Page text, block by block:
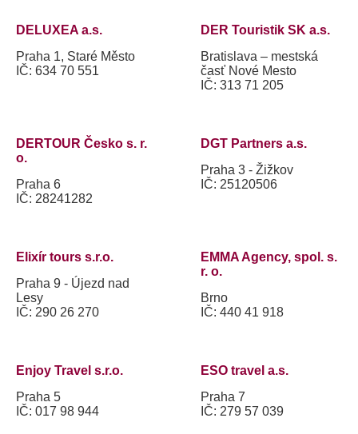
DELUXEA a.s.
Praha 1, Staré Město
IČ: 634 70 551
DER Touristik SK a.s.
Bratislava – mestská
časť Nové Mesto
IČ: 313 71 205
DERTOUR Česko s. r.
o.
Praha 6
IČ: 28241282
DGT Partners a.s.
Praha 3 - Žižkov
IČ: 25120506
Elixír tours s.r.o.
Praha 9 - Újezd nad
Lesy
IČ: 290 26 270
EMMA Agency, spol. s.
r. o.
Brno
IČ: 440 41 918
Enjoy Travel s.r.o.
Praha 5
IČ: 017 98 944
ESO travel a.s.
Praha 7
IČ: 279 57 039